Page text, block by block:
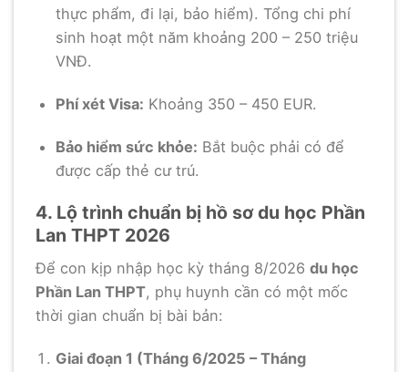
thực phẩm, đi lại, bảo hiểm). Tổng chi phí
sinh hoạt một năm khoảng 200 – 250 triệu
VNĐ.
Phí xét Visa: Khoảng 350 – 450 EUR.
Bảo hiểm sức khỏe: Bắt buộc phải có để
được cấp thẻ cư trú.
4. Lộ trình chuẩn bị hồ sơ du học Phần
Lan THPT 2026
Để con kịp nhập học kỳ tháng 8/2026du học
Phần Lan THPT, phụ huynh cần có một mốc
thời gian chuẩn bị bài bản:
Giai đoạn 1 (Tháng 6/2025 – Tháng